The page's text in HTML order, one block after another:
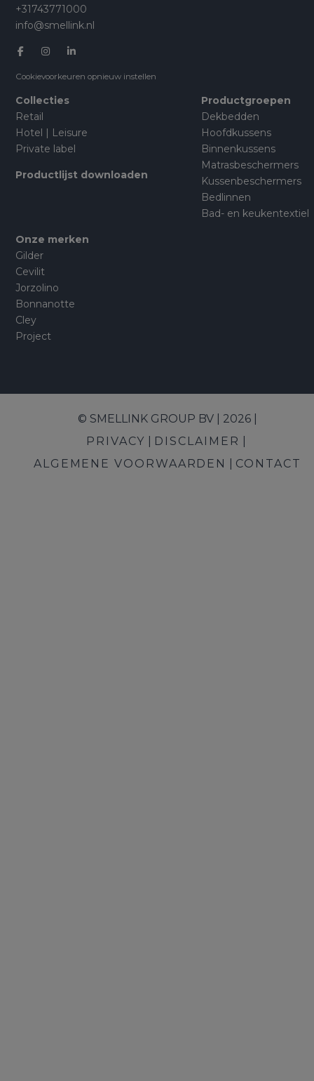
+31743771000
info@smellink.nl
Cookievoorkeuren opnieuw instellen
Collecties
Retail
Hotel | Leisure
Private label
Productlijst downloaden
Productgroepen
Dekbedden
Hoofdkussens
Binnenkussens
Matrasbeschermers
Kussenbeschermers
Bedlinnen
Bad- en keukentextiel
Onze merken
Gilder
Cevilit
Jorzolino
Bonnanotte
Cley
Project
© SMELLINK GROUP BV | 2026 |
PRIVACY
DISCLAIMER
ALGEMENE VOORWAARDEN
CONTACT